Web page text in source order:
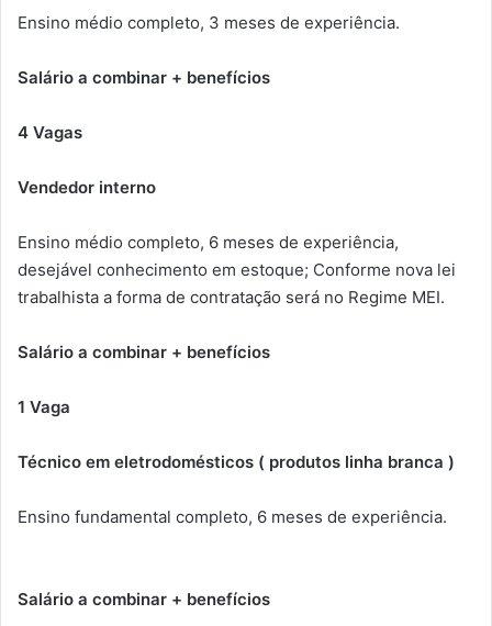
Ensino médio completo, 3 meses de experiência.
Salário a combinar + benefícios
4 Vagas
Vendedor interno
Ensino médio completo, 6 meses de experiência,
desejável conhecimento em estoque; Conforme nova lei
trabalhista a forma de contratação será no Regime MEI.
Salário a combinar + benefícios
1 Vaga
Técnico em eletrodomésticos ( produtos linha branca )
Ensino fundamental completo, 6 meses de experiência.
Salário a combinar + benefícios